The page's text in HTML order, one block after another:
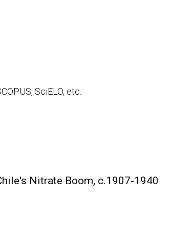
SciELO, etc.
Nitrate Boom, c.1907-1940